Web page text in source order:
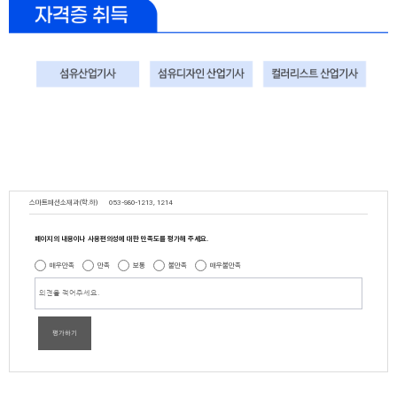
스마트패션소재과(학.하) 053-980-1213, 1214
페이지의 내용이나 사용편의성에 대한 만족도를 평가해 주세요.
매우만족 만족 보통 불만족 매우불만족
평가하기